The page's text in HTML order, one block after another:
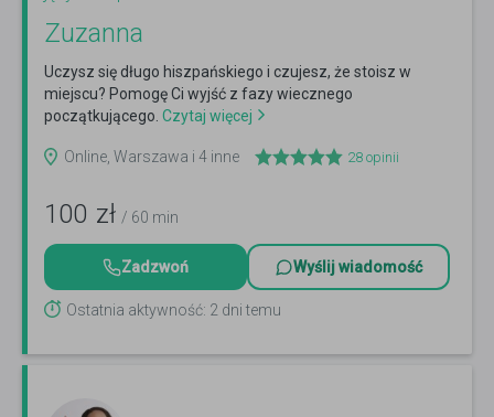
Zuzanna
Uczysz się długo hiszpańskiego i czujesz, że stoisz w
miejscu? Pomogę Ci wyjść z fazy wiecznego
początkującego. Czytaj więcej
Online, Warszawa i 4 inne 28 opinii
100 zł / 60 min
Zadzwoń Wyślij wiadomość
Ostatnia aktywność: 2 dni temu